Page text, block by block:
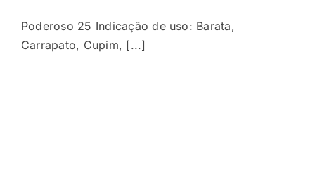
Poderoso 25 Indicação de uso: Barata,
Carrapato, Cupim, [...]